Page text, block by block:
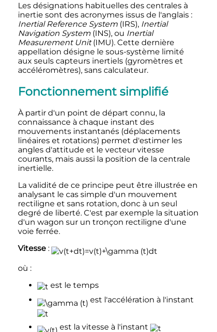
Les désignations habituelles des centrales à
inertie sont des acronymes issus de l'anglais :
Inertial Reference System(IRS), Inertial
Navigation System(INS), ou Inertial
Measurement Unit(IMU). Cette dernière
appellation désigne le sous-système limité
aux seuls capteurs inertiels (gyromètres et
accéléromètres), sans calculateur.
Fonctionnement simplifié
À partir d'un point de départ connu, la
connaissance à chaque instant des
mouvements instantanés (déplacements
linéaires et rotations) permet d'estimer les
angles d'attitude et le vecteur vitesse
courants, mais aussi la position de la centrale
inertielle.
La validité de ce principe peut être illustrée en
analysant le cas simple d'un mouvement
rectiligne et sans rotation, donc à un seul
degré de liberté. C'est par exemple la situation
d'un wagon sur un tronçon rectiligne d'une
voie ferrée.
Vitesse :
où :
est le temps
est l'accélération à l'instant
est la vitesse à l'instant